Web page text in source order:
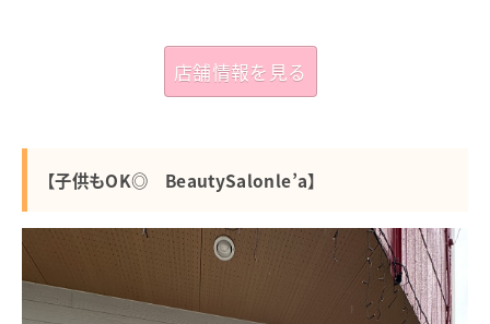
店舗情報を見る
【子供もOK◎ BeautySalonle’a】